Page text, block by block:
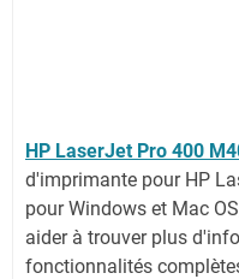
HP LaserJet Pro 400
d'imprimante pour HP
pour Windows et Mac
aider à trouver plus
fonctionnalités